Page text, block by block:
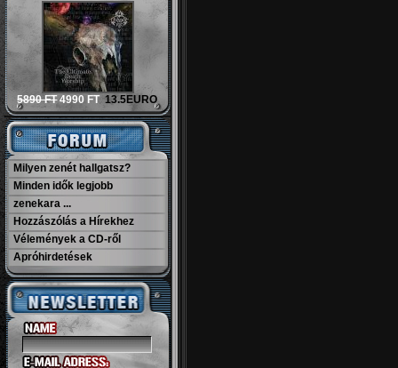
5890 FT 4990 FT 13.5EURO
Milyen zenét hallgatsz?
Minden idők legjobb
zenekara ...
Hozzászólás a Hírekhez
Vélemények a CD-ről
Apróhirdetések